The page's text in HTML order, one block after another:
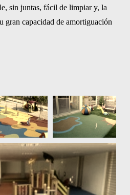
sin juntas, fácil de limpiar y, la
gran capacidad de amortiguación